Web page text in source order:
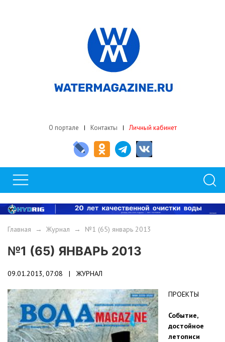
О портале Контакты Личный кабинет
Главная → Журнал → №1 (65) январь 2013
№1 (65) ЯНВАРЬ 2013
09.01.2013, 07:08 | ЖУРНАЛ
ПРОЕКТЫ
Событие,
достойное
летописи